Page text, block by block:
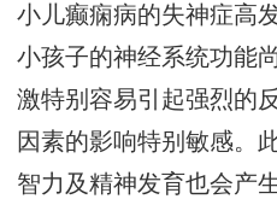
小儿癫痫病的失神症高
小孩子的神经系统功能
激特别容易引起强烈的
因素的影响特别敏感。
智力及精神发育也会产